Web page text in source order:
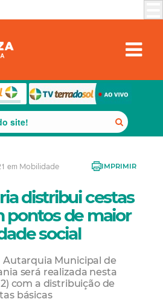
em Mobilidade IMPRIMIR
distribui cestas
pontos de maior
social
Autarquia Municipal de
será realizada nesta
com a distribuição de
básicas